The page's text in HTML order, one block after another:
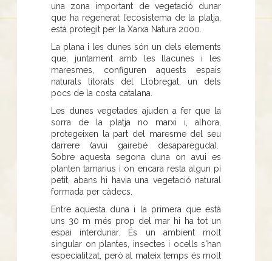
una zona important de vegetació dunar
que ha regenerat l’ecosistema de la platja,
està protegit per la Xarxa Natura 2000.
La plana i les dunes són un dels elements
que, juntament amb les llacunes i les
maresmes, configuren aquests espais
naturals litorals del Llobregat, un dels
pocs de la costa catalana.
Les dunes vegetades ajuden a fer que la
sorra de la platja no marxi i, alhora,
protegeixen la part del maresme del seu
darrere (avui gairebé desapareguda).
Sobre aquesta segona duna on avui es
planten tamarius i on encara resta algun pi
petit, abans hi havia una vegetació natural
formada per càdecs.
Entre aquesta duna i la primera que està
uns 30 m més prop del mar hi ha tot un
espai interdunar. És un ambient molt
singular on plantes, insectes i ocells s'han
especialitzat, però al mateix temps és molt